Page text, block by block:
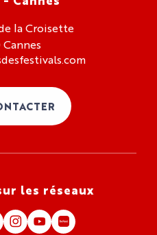
la Croisette
les réseaux